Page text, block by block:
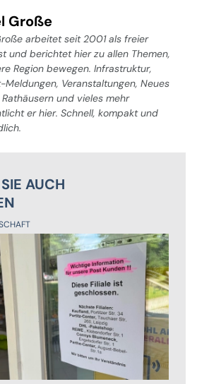
Große
arbeitet seit 2001 als freier
und berichtet hier zu allen Themen,
Region bewegen. Infrastruktur,
Meldungen, Veranstaltungen, Neues
und vieles mehr
er hier. Schnell, kompakt und
AUCH